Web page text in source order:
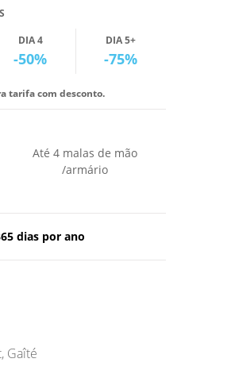
DIA 4
-50%
DIA 5+
-75%
tarifa com desconto.
Até 4 malas de mão
/armário
dias por ano
Gaîté